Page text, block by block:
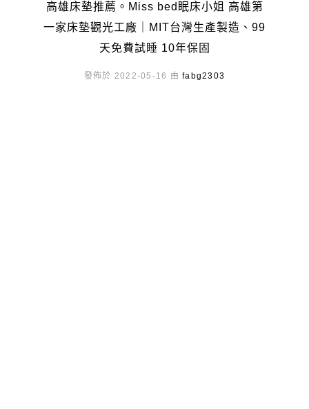
高雄床墊推薦。Miss bed眠床小姐 高雄第
一家床墊觀光工廠｜MIT台灣生產製造、99
天免費試睡 10年保固
發佈於 2022-05-16 由fabg2303